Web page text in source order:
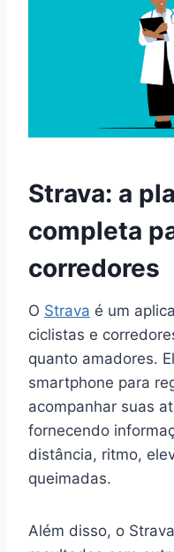
Strava: a
completa
corredores
O Strava é um
ciclistas e
quanto amadores.
smartphone para
acompanhar suas
fornecendo
distância, ritmo,
queimadas.
Além disso, o